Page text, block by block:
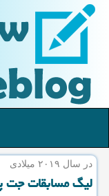
در سال ۲۰۱۹ میلادی
لیگ مسابقات جت